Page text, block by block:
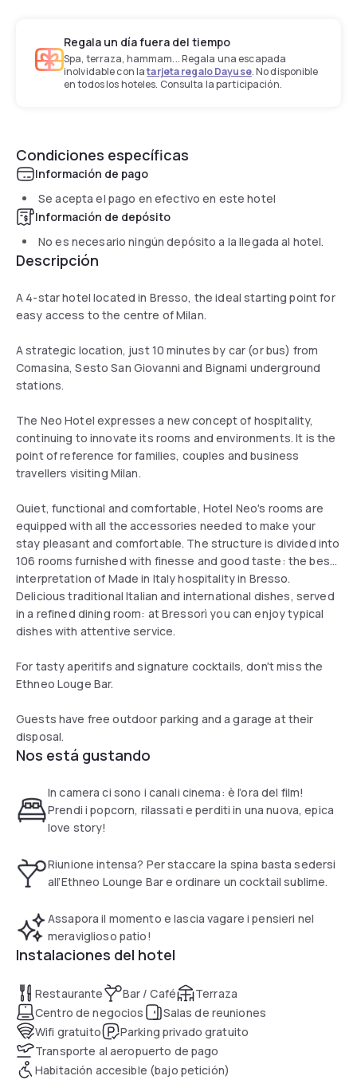
Regala un día fuera del tiempo
Spa, terraza, hammam... Regala una escapada
inolvidable con latarjeta regalo Dayuse. No disponible
en todos los hoteles. Consulta la participación.
Condiciones específicas
Información de pago
Se acepta el pago en efectivo en este hotel
Información de depósito
No es necesario ningún depósito a la llegada al hotel.
Descripción
A 4-star hotel located in Bresso, the ideal starting point for
easy access to the centre of Milan.
A strategic location, just 10 minutes by car (or bus) from
Comasina, Sesto San Giovanni and Bignami underground
stations.
The Neo Hotel expresses a new concept of hospitality,
continuing to innovate its rooms and environments. It is the
point of reference for families, couples and business
travellers visiting Milan.
Quiet, functional and comfortable, Hotel Neo's rooms are
equipped with all the accessories needed to make your
stay pleasant and comfortable. The structure is divided into
106 rooms furnished with finesse and good taste: the best
interpretation of Made in Italy hospitality in Bresso.
Delicious traditional Italian and international dishes, served
in a refined dining room: at Bressorì you can enjoy typical
dishes with attentive service.
For tasty aperitifs and signature cocktails, don't miss the
Ethneo Louge Bar.
Guests have free outdoor parking and a garage at their
disposal.
Nos está gustando
In camera ci sono i canali cinema: è l’ora del film!
Prendi i popcorn, rilassati e perditi in una nuova, epica
love story!
Riunione intensa? Per staccare la spina basta sedersi
all’Ethneo Lounge Bar e ordinare un cocktail sublime.
Assapora il momento e lascia vagare i pensieri nel
meraviglioso patio!
Instalaciones del hotel
Restaurante Bar / Café
Terraza
Centro de negocios
Salas de reuniones
Wifi gratuito
Parking privado gratuito
Transporte al aeropuerto de pago
Habitación accesible (bajo petición)